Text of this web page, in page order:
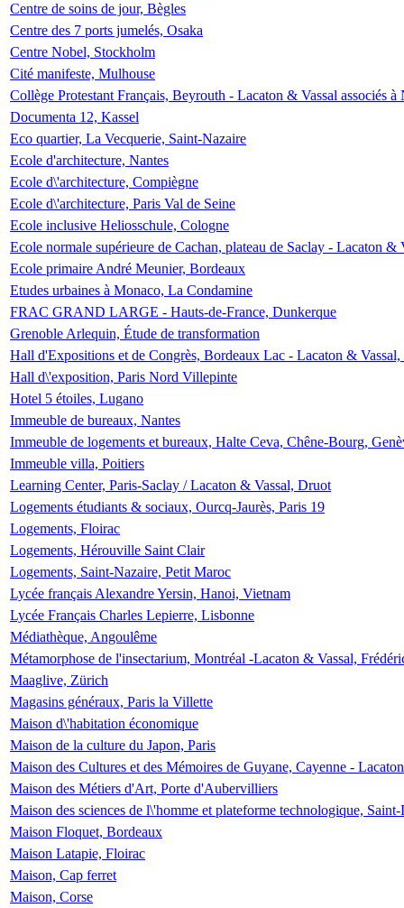
Centre de soins de jour, Bègles
Centre des 7 ports jumelés, Osaka
Centre Nobel, Stockholm
Cité manifeste, Mulhouse
Collège Protestant Français, Beyrouth - Lacaton & Vassal associés
Documenta 12, Kassel
Eco quartier, La Vecquerie, Saint-Nazaire
Ecole d'architecture, Nantes
Ecole d\'architecture, Compiègne
Ecole d\'architecture, Paris Val de Seine
Ecole inclusive Heliosschule, Cologne
Ecole normale supérieure de Cachan, plateau de Saclay - Lacaton &
Ecole primaire André Meunier, Bordeaux
Etudes urbaines à Monaco, La Condamine
FRAC GRAND LARGE - Hauts-de-France, Dunkerque
Grenoble Arlequin, Étude de transformation
Hall d'Expositions et de Congrès, Bordeaux Lac - Lacaton &
Hall d\'exposition, Paris Nord Villepinte
Hotel 5 étoiles, Lugano
Immeuble de bureaux, Nantes
Immeuble de logements et bureaux, Halte Ceva, Chêne-Bourg,
Immeuble villa, Poitiers
Learning Center, Paris-Saclay / Lacaton & Vassal, Druot
Logements étudiants & sociaux, Ourcq-Jaurès, Paris 19
Logements, Floirac
Logements, Hérouville Saint Clair
Logements, Saint-Nazaire, Petit Maroc
Lycée français Alexandre Yersin, Hanoi, Vietnam
Lycée Français Charles Lepierre, Lisbonne
Médiathèque, Angoulême
Métamorphose de l'insectarium, Montréal -Lacaton & Vassal,
Maaglive, Zürich
Magasins généraux, Paris la Villette
Maison d\'habitation économique
Maison de la culture du Japon, Paris
Maison des Cultures et des Mémoires de Guyane, Cayenne -
Maison des Métiers d'Art, Porte d'Aubervilliers
Maison des sciences de l\'homme et plateforme technologique,
Maison Floquet, Bordeaux
Maison Latapie, Floirac
Maison, Cap ferret
Maison, Corse